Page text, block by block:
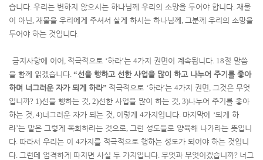
습니다. 우리는 변하지 않으시는 하나님께 우리의 소망을 두어야 합니다. 재물
이 아닌, 재물을 우리에게 주셔서 살게 하시는 하나님께 , 그분께 우리의 소망을
두어야 하는 것입니다.
금지사항에 이어 , 적극적으로 ‘하라’는 4가지 권면이 계속됩니다. 18절 말씀
을 함께 읽겠습니다. “선을 행하고 선한 사업을 많이 하고 나누어 주기를 좋아
하며 너그러운 자가 되게 하라” 적극적으로 ‘하라’는 4가지 권면, 그것은 무엇
입니까? 1)선을 행하는 것, 2)선한 사업을 많이 하는 것, 3)나누어 주기를 좋아
하는 것, 4)너그러운 자가 되는 것, 이렇게 4가지입니다. 마지막에 ‘되게 하
라’는 말은 그렇게 목회하라는 것으로, 그런 성도들로 양육해 나가라는 뜻입니
다. 따라서 우리는 이 4가지를 적극적으로 행하는 성도가 되어야 하는 것입니
다. 그런데 엄격하게 따지면 사실 두 가지입니다. 무엇과 무엇이겠습니까? 너그